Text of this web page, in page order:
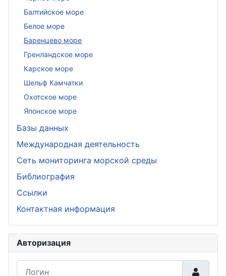
Балтийское море
Белое море
Баренцево море
Гренландское море
Карское море
Шельф Камчатки
Охотское море
Японское море
Базы данных
Международная деятельность
Сеть мониторинга морской среды
Библиография
Ссылки
Контактная информация
Авторизация